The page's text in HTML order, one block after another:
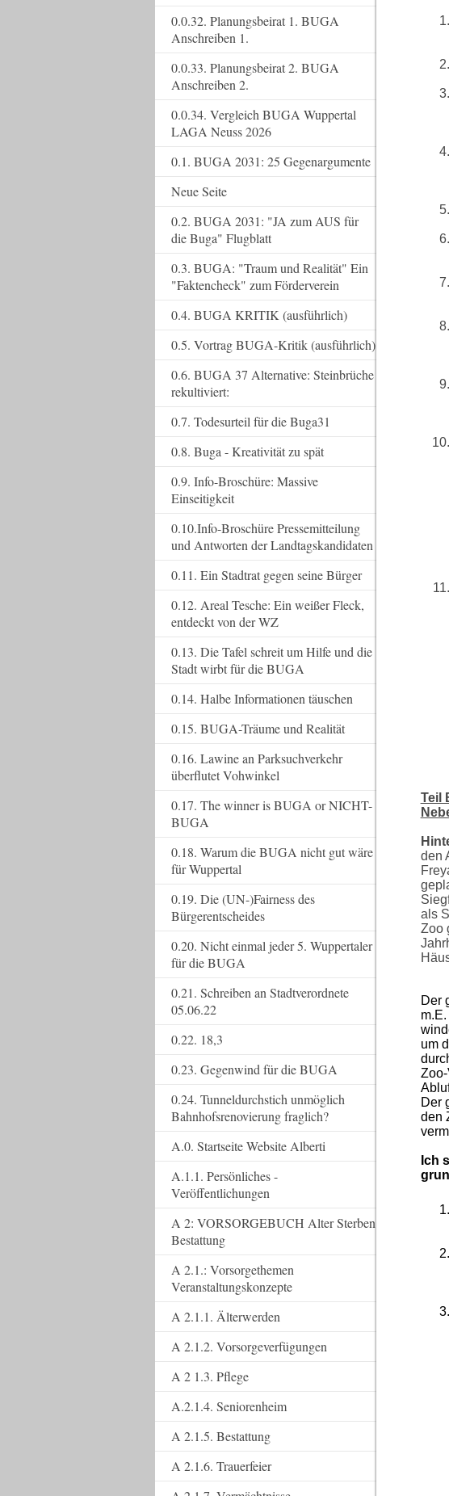
Teil
den
als
Zoo
Der
um
Der
den
Ich
0.0.32. Planungsbeirat 1. BUGA
Anschreiben 1.
0.0.33. Planungsbeirat 2. BUGA
Anschreiben 2.
0.0.34. Vergleich BUGA Wuppertal
LAGA Neuss 2026
0.1. BUGA 2031: 25 Gegenargumente
Neue Seite
0.2. BUGA 2031: "JA zum AUS für
die Buga" Flugblatt
0.3. BUGA: "Traum und Realität" Ein
"Faktencheck" zum Förderverein
0.4. BUGA KRITIK (ausführlich)
0.5. Vortrag BUGA-Kritik (ausführlich)
0.6. BUGA 37 Alternative: Steinbrüche
rekultiviert:
0.7. Todesurteil für die Buga31
0.8. Buga - Kreativität zu spät
0.9. Info-Broschüre: Massive
Einseitigkeit
0.10.Info-Broschüre Pressemitteilung
und Antworten der Landtagskandidaten
0.11. Ein Stadtrat gegen seine Bürger
0.12. Areal Tesche: Ein weißer Fleck,
entdeckt von der WZ
0.13. Die Tafel schreit um Hilfe und die
Stadt wirbt für die BUGA
0.14. Halbe Informationen täuschen
0.15. BUGA-Träume und Realität
0.16. Lawine an Parksuchverkehr
überflutet Vohwinkel
0.17. The winner is BUGA or NICHT-
BUGA
0.18. Warum die BUGA nicht gut wäre
für Wuppertal
0.19. Die (UN-)Fairness des
Bürgerentscheides
0.20. Nicht einmal jeder 5. Wuppertaler
für die BUGA
0.21. Schreiben an Stadtverordnete
05.06.22
0.22. 18,3
0.23. Gegenwind für die BUGA
0.24. Tunneldurchstich unmöglich
Bahnhofsrenovierung fraglich?
A.0. Startseite Website Alberti
A.1.1. Persönliches -
Veröffentlichungen
A 2: VORSORGEBUCH Alter Sterben
Bestattung
A 2.1.: Vorsorgethemen
Veranstaltungskonzepte
A 2.1.1. Älterwerden
A 2.1.2. Vorsorgeverfügungen
A 2 1.3. Pflege
A.2.1.4. Seniorenheim
A 2.1.5. Bestattung
A 2.1.6. Trauerfeier